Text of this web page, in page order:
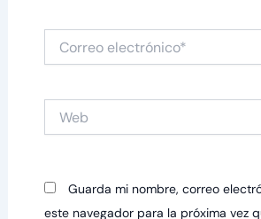
electrónico*
Guarda mi nombre, correo
este navegador para la próxima vez